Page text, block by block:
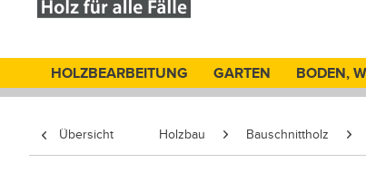
HOLZBEARBEITUNG GARTEN BODEN,
Übersicht Holzbau Bauschnittholz